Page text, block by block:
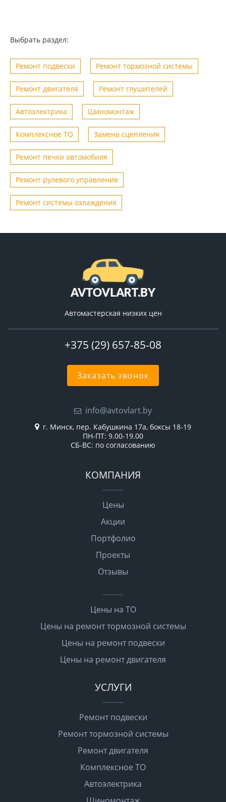
Выбрать раздел:
Ремонт подвески Ремонт тормозной системы
Ремонт двигателя Ремонт глушителей
Автоэлектрика Шиномонтаж
Комплексное ТО Замена сцепления
Ремонт печки автомобиля
Ремонт рулевого управления
Ремонт системы охлаждения
Автомастерская низких цен
+375 (29) 657-85-08
Заказать звонок
info@avtovlart.by
г. Минск, пер. Кабушкина 17а, боксы 18-19
ПН-ПТ: 9.00-19.00
СБ-ВС: по согласованию
КОМПАНИЯ
Цены
Акции
Портфолио
Проекты
Отзывы
Цены на ТО
Цены на ремонт тормозной системы
Цены на ремонт подвески
Цены на ремонт двигателя
УСЛУГИ
Ремонт подвески
Ремонт тормозной системы
Ремонт двигателя
Комплексное ТО
Автоэлектрика